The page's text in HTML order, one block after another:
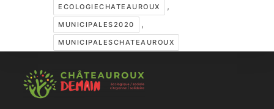
ECOLOGIECHATEAUROUX ,
MUNICIPALES2020 ,
MUNICIPALESCHATEAUROUX